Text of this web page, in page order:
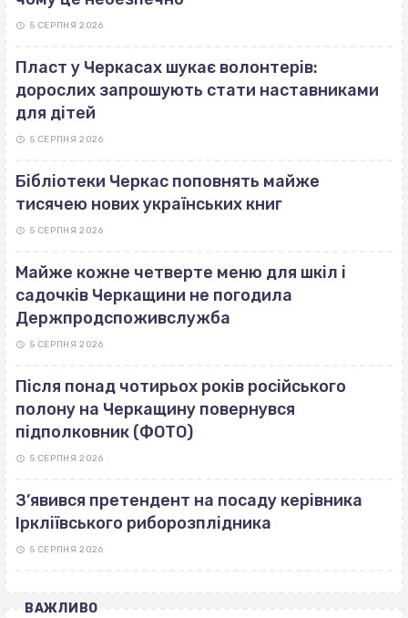
5 СЕРПНЯ 2026
Пласт у Черкасах шукає волонтерів:
дорослих запрошують стати наставниками
для дітей
5 СЕРПНЯ 2026
Бібліотеки Черкас поповнять майже
тисячею нових українських книг
5 СЕРПНЯ 2026
Майже кожне четверте меню для шкіл і
садочків Черкащини не погодила
Держпродспоживслужба
5 СЕРПНЯ 2026
Після понад чотирьох років російського
полону на Черкащину повернувся
підполковник (ФОТО)
5 СЕРПНЯ 2026
З’явився претендент на посаду керівника
Іркліївського риборозплідника
5 СЕРПНЯ 2026
ВАЖЛИВО